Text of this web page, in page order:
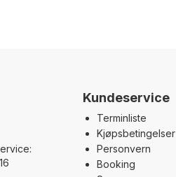
Kundeservice
Terminliste
Kjøpsbetingelser
Personvern
Booking